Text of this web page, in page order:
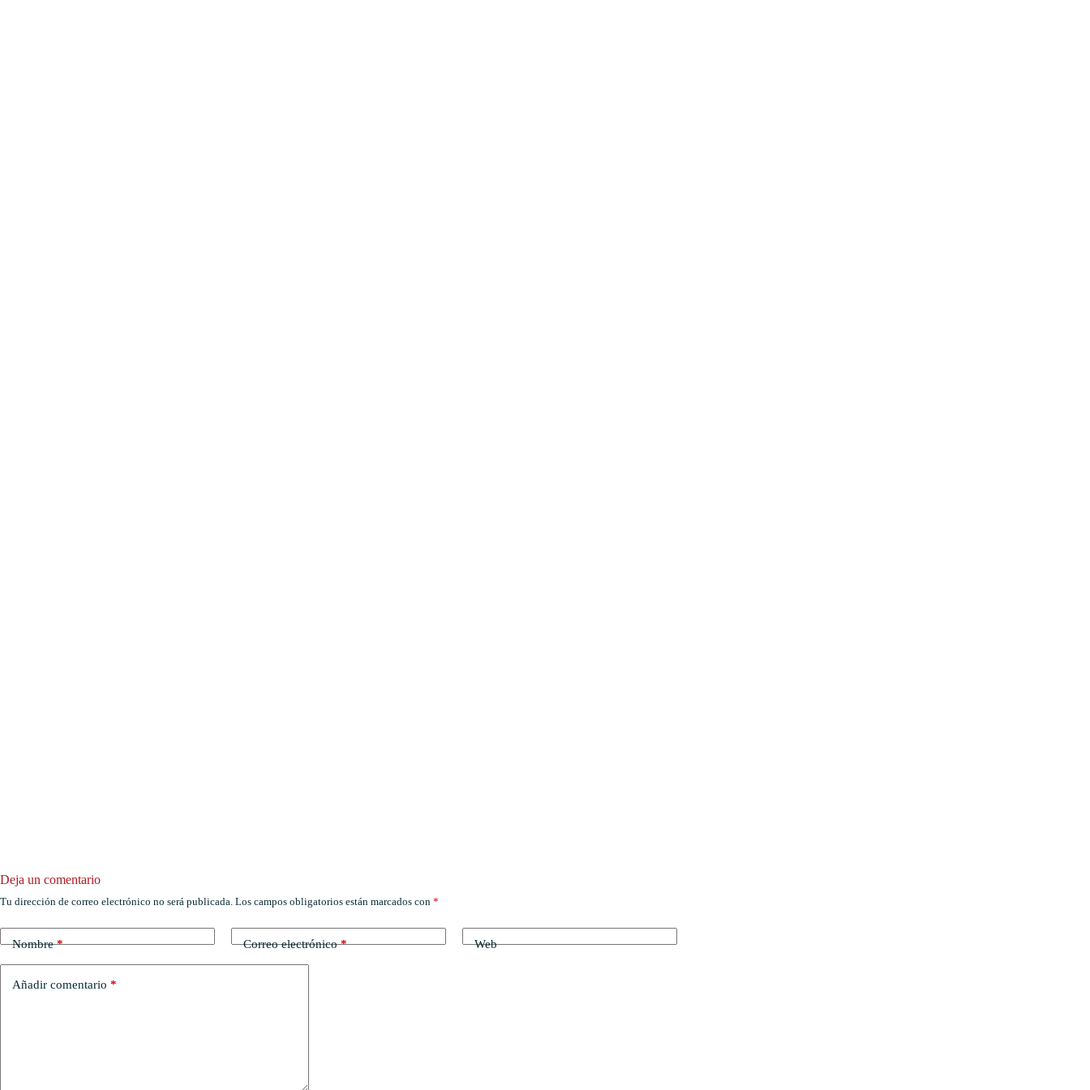
Deja un comentario
Tu dirección de correo electrónico no será publicada. Los campos obligatorios están marcados con *
Nombre* Correo electrónico* Web
Añadir comentario *